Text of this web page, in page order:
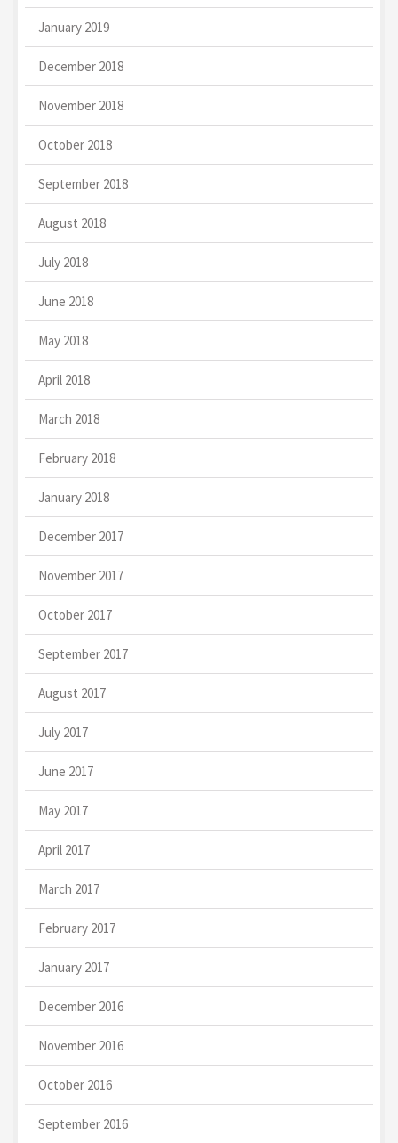
January 2019
December 2018
November 2018
October 2018
September 2018
August 2018
July 2018
June 2018
May 2018
April 2018
March 2018
February 2018
January 2018
December 2017
November 2017
October 2017
September 2017
August 2017
July 2017
June 2017
May 2017
April 2017
March 2017
February 2017
January 2017
December 2016
November 2016
October 2016
September 2016